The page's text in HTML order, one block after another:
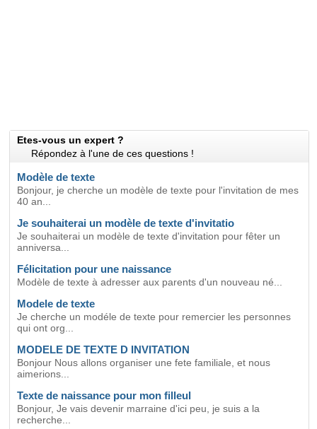
Etes-vous un expert ?
Répondez à l'une de ces questions !
Modèle de texte
Bonjour, je cherche un modèle de texte pour l'invitation de mes
40 an...
Je souhaiterai un modèle de texte d'invitatio
Je souhaiterai un modèle de texte d'invitation pour fêter un
anniversa...
Félicitation pour une naissance
Modèle de texte à adresser aux parents d'un nouveau né...
Modele de texte
Je cherche un modéle de texte pour remercier les personnes
qui ont org...
MODELE DE TEXTE D INVITATION
Bonjour Nous allons organiser une fete familiale, et nous
aimerions...
Texte de naissance pour mon filleul
Bonjour, Je vais devenir marraine d'ici peu, je suis a la
recherche...